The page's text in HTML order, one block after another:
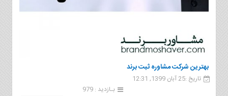
بهترین شرکت مشاوره ثبت برند
تاریخ :25 آبان 1399, 12:31
بـازدید : 979